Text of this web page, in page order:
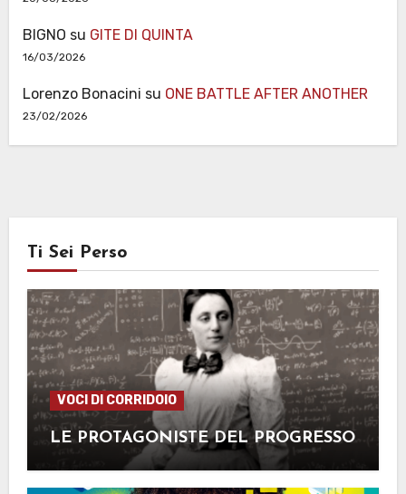
BIGNO su GITE DI QUINTA
16/03/2026
Lorenzo Bonacini su ONE BATTLE AFTER ANOTHER
23/02/2026
Ti Sei Perso
VOCI DI CORRIDOIO
LE PROTAGONISTE DEL PROGRESSO